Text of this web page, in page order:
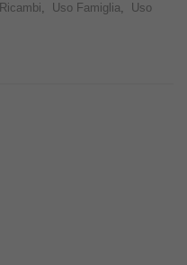
Ricambi, Uso Famiglia,
Uso